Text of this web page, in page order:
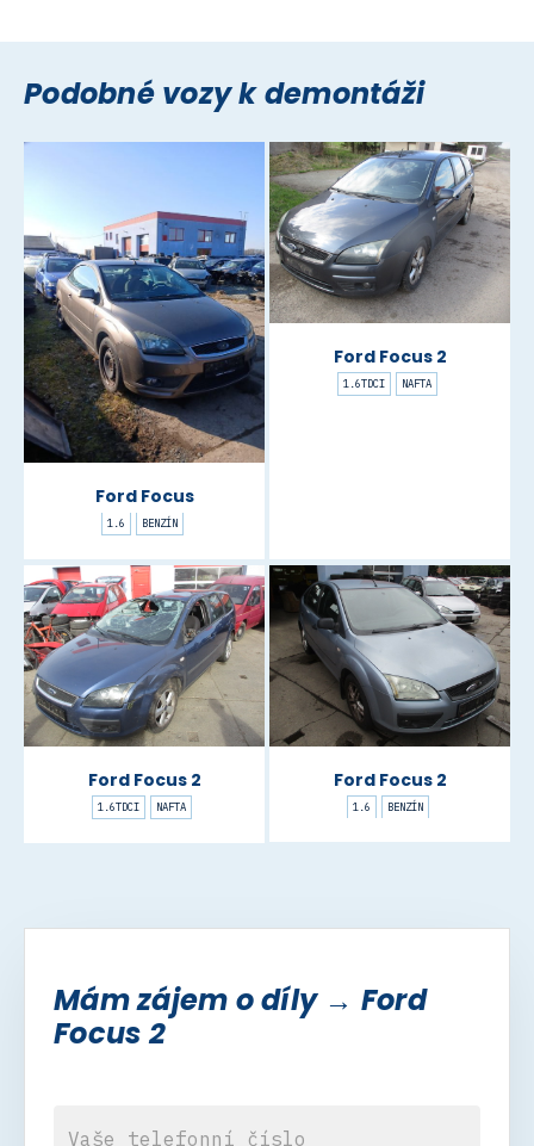
Podobné vozy k demontáži
Ford Focus
1.6 BENZÍN
Ford Focus 2
1.6TDCI NAFTA
Ford Focus 2
1.6TDCI NAFTA
Ford Focus 2
1.6 BENZÍN
Mám zájem o díly → Ford
Focus 2